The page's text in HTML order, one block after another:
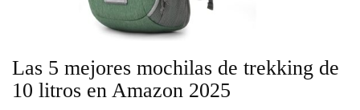
Las 5 mejores mochilas de trekking de
10 litros en Amazon 2025